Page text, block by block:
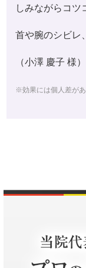
しみながらコツ
首や腕のシビレ
（小澤 慶子 様）
※効果には個人差が